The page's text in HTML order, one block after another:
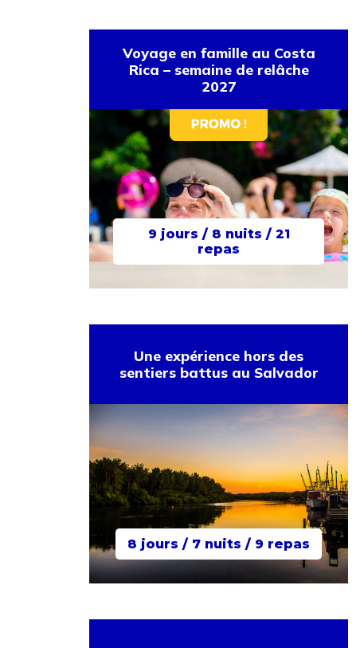
Voyage en famille au Costa
Rica – semaine de relâche
2027
9 jours / 8 nuits / 21
repas
Une expérience hors des
sentiers battus au Salvador
8 jours / 7 nuits / 9 repas